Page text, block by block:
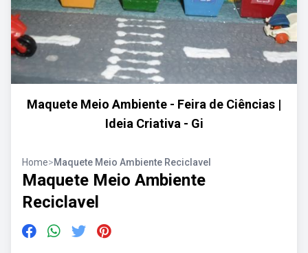
Maquete Meio Ambiente - Feira de Ciências |
Ideia Criativa - Gi
Home>Maquete Meio Ambiente Reciclavel
Maquete Meio Ambiente
Reciclavel